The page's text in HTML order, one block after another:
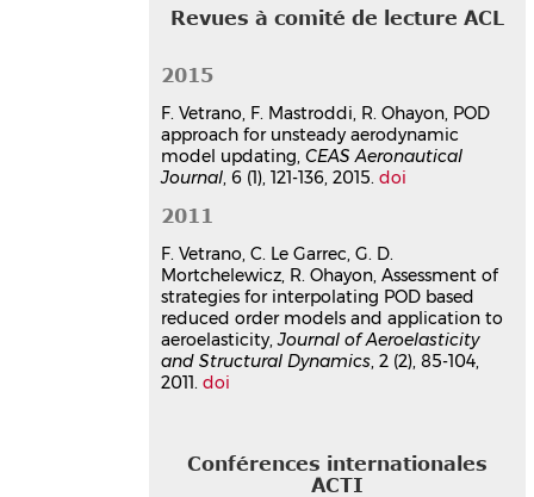
Revues à comité de lecture ACL
2015
F. Vetrano, F. Mastroddi, R. Ohayon, POD
approach for unsteady aerodynamic
model updating,CEAS Aeronautical
Journal, 6 (1), 121-136, 2015.doi
2011
F. Vetrano, C. Le Garrec, G. D.
Mortchelewicz, R. Ohayon, Assessment of
strategies for interpolating POD based
reduced order models and application to
aeroelasticity,Journal of Aeroelasticity
and Structural Dynamics, 2 (2), 85-104,
2011.doi
Conférences internationales
ACTI